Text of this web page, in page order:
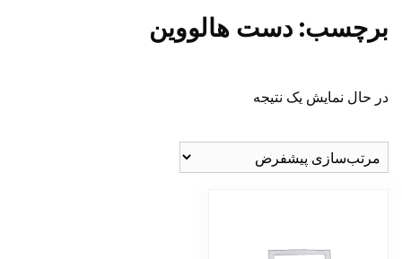
برچسب: دست هالووین
در حال نمایش یک نتیجه